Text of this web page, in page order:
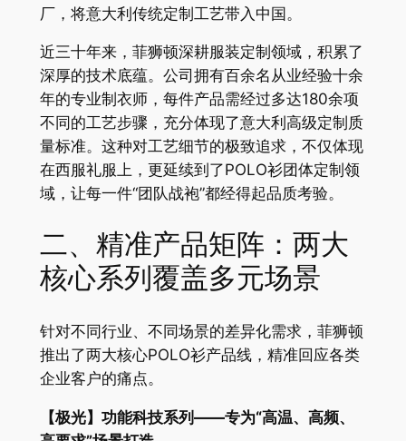
厂，将意大利传统定制工艺带入中国。
近三十年来，菲狮顿深耕服装定制领域，积累了
深厚的技术底蕴。公司拥有百余名从业经验十余
年的专业制衣师，每件产品需经过多达180余项
不同的工艺步骤，充分体现了意大利高级定制质
量标准。这种对工艺细节的极致追求，不仅体现
在西服礼服上，更延续到了POLO衫团体定制领
域，让每一件“团队战袍”都经得起品质考验。
二、精准产品矩阵：两大
核心系列覆盖多元场景
针对不同行业、不同场景的差异化需求，菲狮顿
推出了两大核心POLO衫产品线，精准回应各类
企业客户的痛点。
【极光】功能科技系列——专为“高温、高频、